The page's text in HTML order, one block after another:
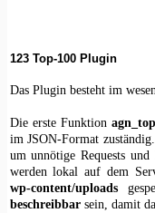
123 Top-100 Plugin
Das Plugin besteht im
Die erste Funktion
im JSON-Format
um unnötige Requests
werden lokal auf dem
wp-content/uploads
beschreibbarsein, damit